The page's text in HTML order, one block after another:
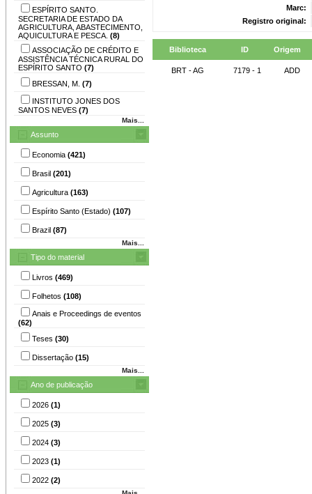
ESPÍRITO SANTO.
SECRETARIA DE ESTADO DA
AGRICULTURA, ABASTECIMENTO,
AQUICULTURA E PESCA. (8)
ASSOCIAÇÃO DE CRÉDITO E
ASSISTÊNCIA TÉCNICA RURAL DO
ESPÍRITO SANTO (7)
BRESSAN, M. (7)
INSTITUTO JONES DOS
SANTOS NEVES (7)
Mais...
Assunto
Economia (421)
Brasil (201)
Agricultura (163)
Espírito Santo (Estado) (107)
Brazil (87)
Mais...
Tipo do material
Livros (469)
Folhetos (108)
Anais e Proceedings de eventos
(62)
Teses (30)
Dissertação (15)
Mais...
Ano de publicação
2026 (1)
2025 (3)
2024 (3)
2023 (1)
2022 (2)
Marc:
Registro original:
Biblioteca ID Origem
BRT - AG 7179 - 1 ADD